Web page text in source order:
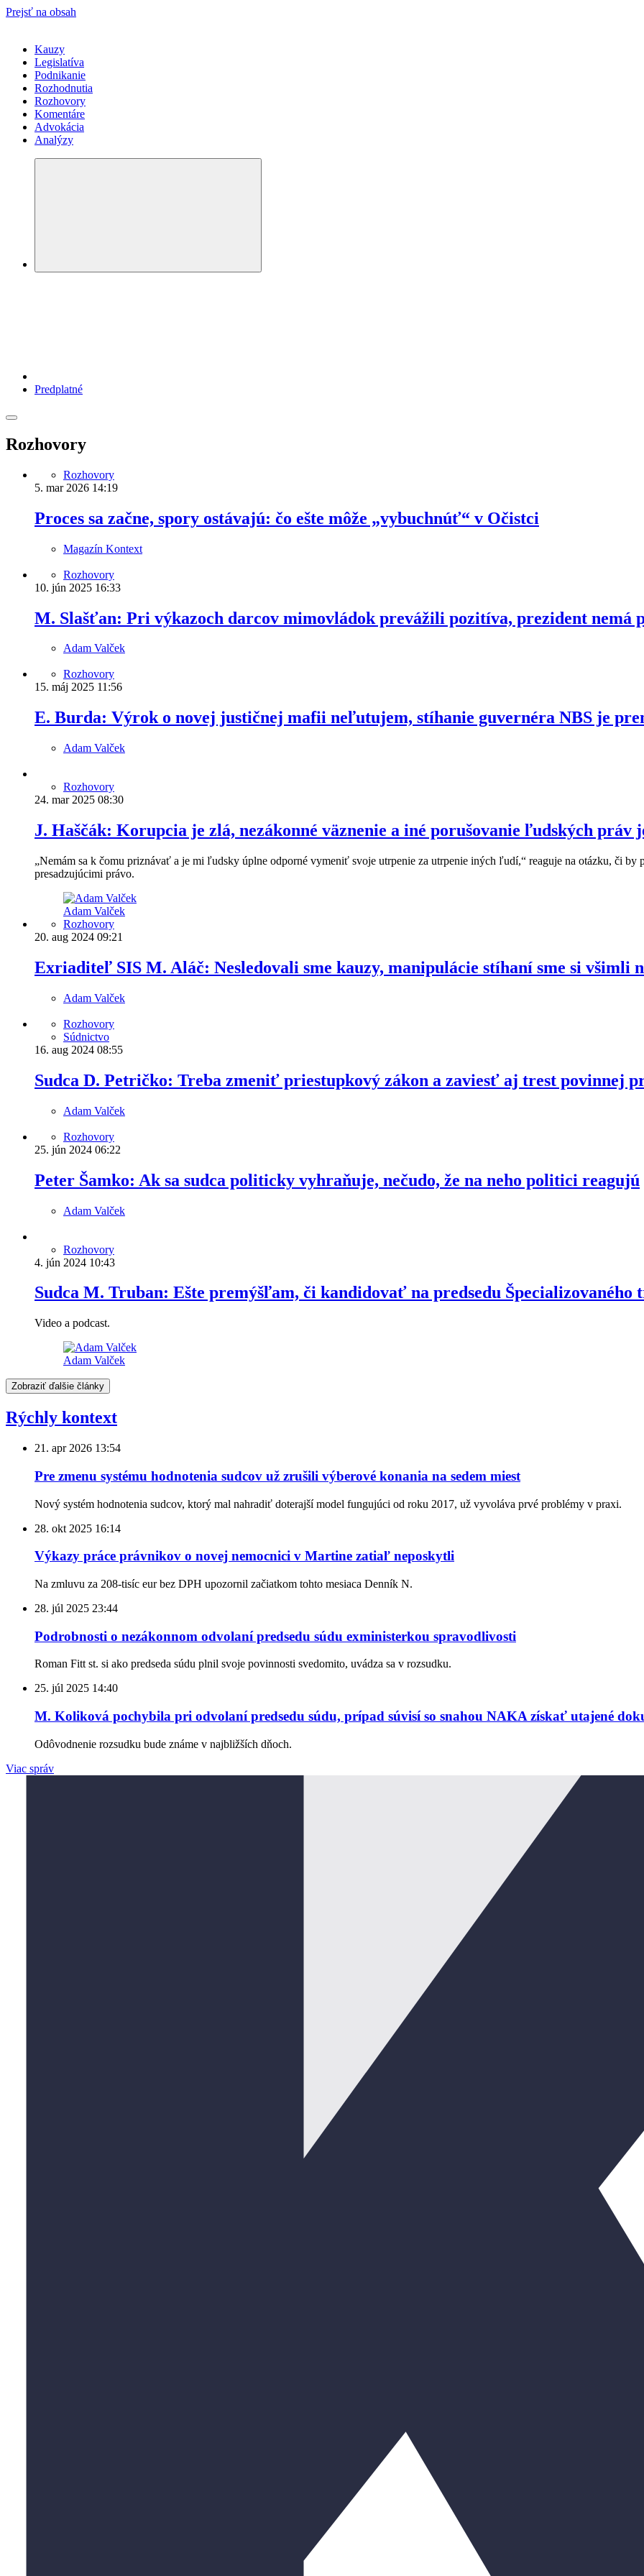
Prejsť na obsah
Kauzy
Legislatíva
Podnikanie
Rozhodnutia
Rozhovory
Komentáre
Advokácia
Analýzy
Predplatné
Rozhovory
Rozhovory
5. mar 2026 14:19
Proces sa začne, spory ostávajú: čo ešte môže „vybuchnúť“ v Očistci
Magazín Kontext
Rozhovory
10. jún 2025 16:33
M. Slašťan: Pri výkazoch darcov mimovládok prevážili pozitíva, prezident nemá
Adam Valček
Rozhovory
15. máj 2025 11:56
E. Burda: Výrok o novej justičnej mafii neľutujem, stíhanie guvernéra NBS je
Adam Valček
Rozhovory
24. mar 2025 08:30
J. Haščák: Korupcia je zlá, nezákonné väznenie a iné porušovanie ľudských práv
„Nemám sa k čomu priznávať a je mi ľudsky úplne odporné vymeniť svoje utrpenie za utrpenie iných ľudí,“ reaguje na otázku, či by
presadzujúcimi právo.
Adam Valček
Rozhovory
20. aug 2024 09:21
Exriaditeľ SIS M. Aláč: Nesledovali sme kauzy, manipulácie stíhaní sme si všimli
Adam Valček
Rozhovory
Súdnictvo
16. aug 2024 08:55
Sudca D. Petričko: Treba zmeniť priestupkový zákon a zaviesť aj trest povinnej
Adam Valček
Rozhovory
25. jún 2024 06:22
Peter Šamko: Ak sa sudca politicky vyhraňuje, nečudo, že na neho politici reagujú
Adam Valček
Rozhovory
4. jún 2024 10:43
Sudca M. Truban: Ešte premýšľam, či kandidovať na predsedu Špecializovaného
Video a podcast.
Adam Valček
Zobraziť ďalšie články
Rýchly kontext
21. apr 2026 13:54
Pre zmenu systému hodnotenia sudcov už zrušili výberové konania na sedem miest
Nový systém hodnotenia sudcov, ktorý mal nahradiť doterajší model fungujúci od roku 2017, už vyvoláva prvé problémy v praxi.
28. okt 2025 16:14
Výkazy práce právnikov o novej nemocnici v Martine zatiaľ neposkytli
Na zmluvu za 208-tisíc eur bez DPH upozornil začiatkom tohto mesiaca Denník N.
28. júl 2025 23:44
Podrobnosti o nezákonnom odvolaní predsedu súdu exministerkou spravodlivosti
Roman Fitt st. si ako predseda súdu plnil svoje povinnosti svedomito, uvádza sa v rozsudku.
25. júl 2025 14:40
M. Koliková pochybila pri odvolaní predsedu súdu, prípad súvisí so snahou NAKA získať utajené
Odôvodnenie rozsudku bude známe v najbližších dňoch.
Viac správ